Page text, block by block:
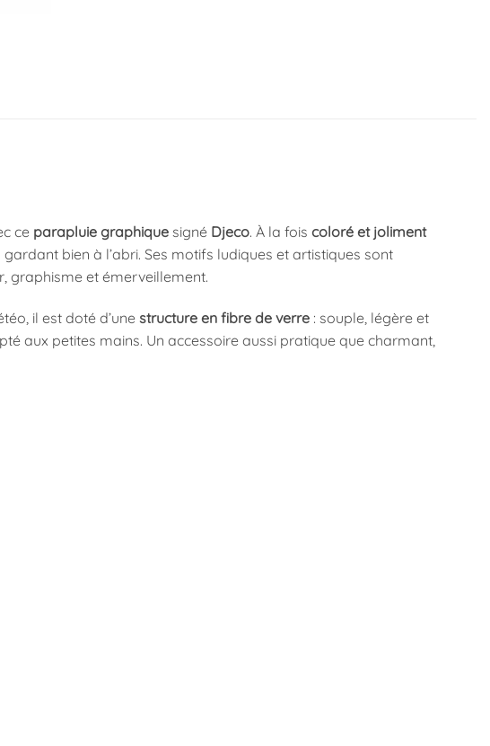
ce parapluie graphiquesigné Djeco. À la fois coloré et joliment
bien à l’abri. Ses motifs ludiques et artistiques sont
graphisme et émerveillement.
il est doté d’unestructure en fibre de verre: souple, légère et
aux petites mains. Un accessoire aussi pratique que charmant,